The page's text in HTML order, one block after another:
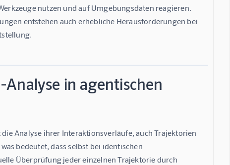
nutzen und auf Umgebungsdaten reagieren.
entstehen auch erhebliche Herausforderungen bei
in agentischen
Analyse ihrer Interaktionsverläufe, auch Trajektorien
bedeutet, dass selbst bei identischen
Überprüfung jeder einzelnen Trajektorie durch